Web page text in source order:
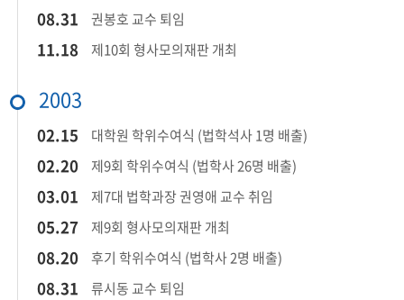
​08.31​ 권봉호 교수 퇴임​
​11.18​ 제10회 형사모의재판 개최​
2003
02.15​ 대학원 학위수여식 (법학석사 1명 배출)
​02.20​ 제9회 학위수여식 (법학사 26명 배출)​
03.01​ 제7대 법학과장 권영애 교수 취임​
05.27​ 제9회 형사모의재판 개최​
08.20​ 후기 학위수여식 (법학사 2명 배출)
08.31​ 류시동 교수 퇴임​